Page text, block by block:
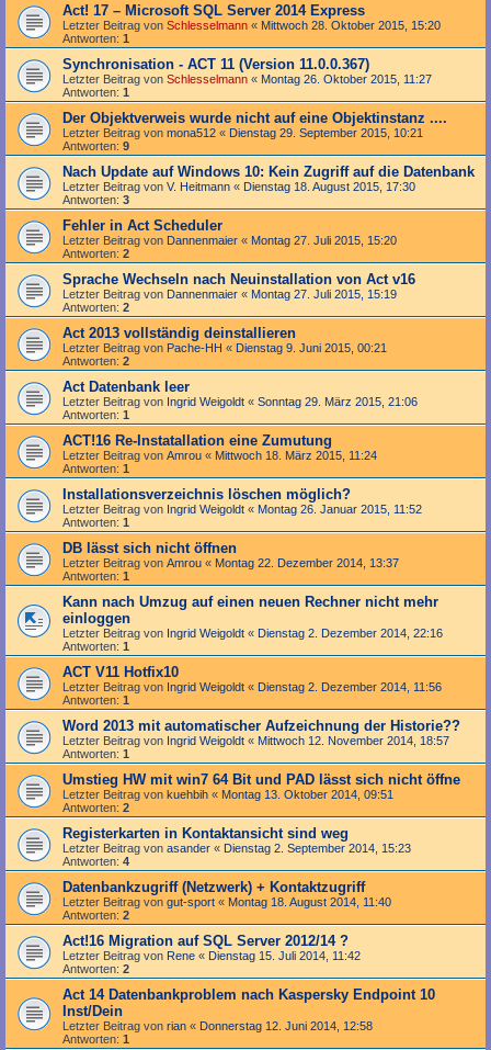
Act! 17 – Microsoft SQL Server 2014 Express
Letzter Beitrag von Schlesselmann « Mittwoch 28. Oktober 2015, 15:20
Antworten: 1
Synchronisation - ACT 11 (Version 11.0.0.367)
Letzter Beitrag von Schlesselmann « Montag 26. Oktober 2015, 11:27
Antworten: 1
Der Objektverweis wurde nicht auf eine Objektinstanz ....
Letzter Beitrag von mona512 « Dienstag 29. September 2015, 10:21
Antworten: 9
Nach Update auf Windows 10: Kein Zugriff auf die Datenbank
Letzter Beitrag von V. Heitmann « Dienstag 18. August 2015, 17:30
Antworten: 3
Fehler in Act Scheduler
Letzter Beitrag von Dannenmaier « Montag 27. Juli 2015, 15:20
Antworten: 2
Sprache Wechseln nach Neuinstallation von Act v16
Letzter Beitrag von Dannenmaier « Montag 27. Juli 2015, 15:19
Antworten: 2
Act 2013 vollständig deinstallieren
Letzter Beitrag von Pache-HH « Dienstag 9. Juni 2015, 00:21
Antworten: 2
Act Datenbank leer
Letzter Beitrag von Ingrid Weigoldt « Sonntag 29. März 2015, 21:06
Antworten: 1
ACT!16 Re-Instatallation eine Zumutung
Letzter Beitrag von Amrou « Mittwoch 18. März 2015, 11:24
Antworten: 1
Installationsverzeichnis löschen möglich?
Letzter Beitrag von Ingrid Weigoldt « Montag 26. Januar 2015, 11:52
Antworten: 1
DB lässt sich nicht öffnen
Letzter Beitrag von Amrou « Montag 22. Dezember 2014, 13:37
Antworten: 1
Kann nach Umzug auf einen neuen Rechner nicht mehr
einloggen
Letzter Beitrag von Ingrid Weigoldt « Dienstag 2. Dezember 2014, 22:16
Antworten: 1
ACT V11 Hotfix10
Letzter Beitrag von Ingrid Weigoldt « Dienstag 2. Dezember 2014, 11:56
Antworten: 1
Word 2013 mit automatischer Aufzeichnung der Historie??
Letzter Beitrag von Ingrid Weigoldt « Mittwoch 12. November 2014, 18:57
Antworten: 1
Umstieg HW mit win7 64 Bit und PAD lässt sich nicht öffne
Letzter Beitrag von kuehbih « Montag 13. Oktober 2014, 09:51
Antworten: 2
Registerkarten in Kontaktansicht sind weg
Letzter Beitrag von asander « Dienstag 2. September 2014, 15:23
Antworten: 4
Datenbankzugriff (Netzwerk) + Kontaktzugriff
Letzter Beitrag von gut-sport « Montag 18. August 2014, 11:40
Antworten: 2
Act!16 Migration auf SQL Server 2012/14 ?
Letzter Beitrag von Rene « Dienstag 15. Juli 2014, 11:42
Antworten: 2
Act 14 Datenbankproblem nach Kaspersky Endpoint 10
Inst/Dein
Letzter Beitrag von rian « Donnerstag 12. Juni 2014, 12:58
Antworten: 1